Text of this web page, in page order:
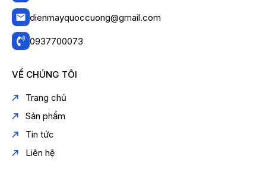
dienmayquoccuong@gmail.com
0937700073
VỀ CHÚNG TÔI
Trang chủ
Sản phẩm
Tin tức
Liên hệ